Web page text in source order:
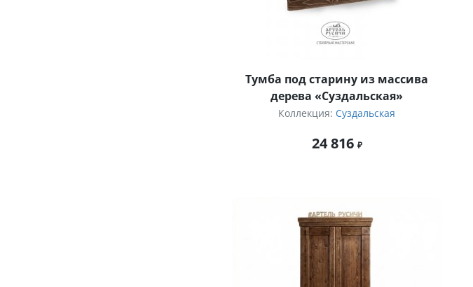
Тумба под старину из массива
дерева «Суздальская»
Коллекция: Суздальская
24 816